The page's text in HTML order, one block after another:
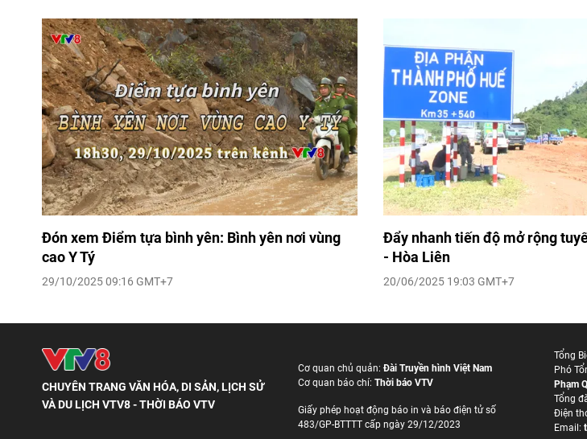
Đón xem Điểm tựa bình yên: Bình yên nơi vùng
cao Y Tý
29/10/2025 09:16 GMT+7
Đẩy nhanh tiến độ mở rộng
- Hòa Liên
20/06/2025 19:03 GMT+7
CHUYÊN TRANG VĂN HÓA, DI SẢN, LỊCH SỬ
VÀ DU LỊCH VTV8 - THỜI BÁO VTV
Cơ quan chủ quản:Đài Truyền hình Việt Nam
Cơ quan báo chí: Thời báo VTV
Giấy phép hoạt động báo in và báo điện tử số
483/GP-BTTTT cấp ngày 29/12/2023
Tổng
Phó
Phạm
Tổng
Ðiện
Email: